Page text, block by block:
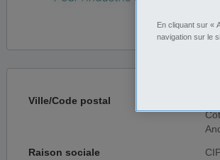
Ville/Code postal
Raison sociale
En cliquant sur «
navigation sur le